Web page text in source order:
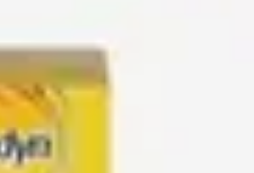
InstalaciónTutoriales